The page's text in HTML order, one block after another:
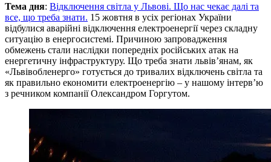
Тема дня: Відключення світла у Львові. Що нас чекає далі та
все, що треба знати. 15 жовтня в усіх регіонах України
відбулися аварійні відключення електроенергії через складну
ситуацію в енергосистемі. Причиною запровадження
обмежень стали наслідки попередніх російських атак на
енергетичну інфраструктуру. Що треба знати львівʼянам, як
«Львівобленерго» готується до тривалих відключень світла та
як правильно економити електроенергію – у нашому інтерв’ю
з речником компанії Олександром Горгутом.